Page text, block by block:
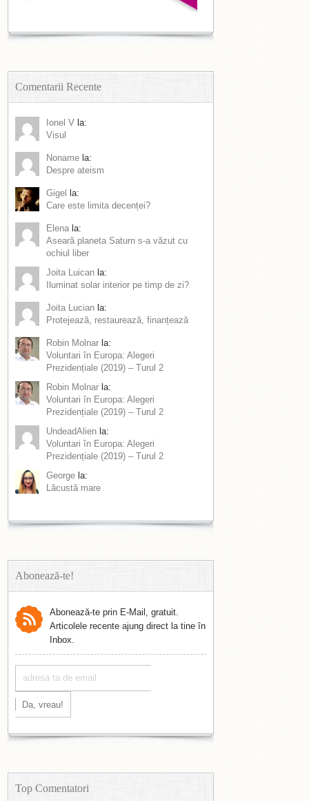
Comentarii Recente
Ionel V la:
Visul
Noname la:
Despre ateism
Gigel
la:
Care este limita decenței?
Elena la:
Aseară planeta Saturn s-a văzut cu
ochiul liber
Joita Luican la:
Iluminat solar interior pe timp de zi?
Joita Lucian la:
Protejează, restaurează, finanțează
Robin Molnar la:
Voluntari în Europa: Alegeri
Prezidențiale (2019) – Turul 2
Robin Molnar la:
Voluntari în Europa: Alegeri
Prezidențiale (2019) – Turul 2
UndeadAlien la:
Voluntari în Europa: Alegeri
Prezidențiale (2019) – Turul 2
George la:
Lăcustă mare
Abonează-te!
Abonează-te prin E-Mail, gratuit.
Articolele recente ajung direct la tine în
Inbox.
Top Comentatori